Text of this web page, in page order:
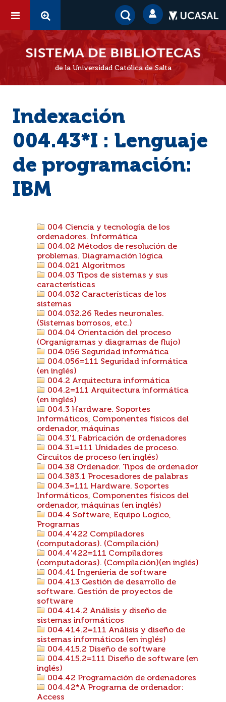
de la Universidad Católica de Salta
Indexación
004.43*I : Lenguaje
de programación:
IBM
004 Ciencia y tecnología de los
ordenadores. Informática
004.02 Métodos de resolución de
problemas. Diagramación lógica
004.021 Algoritmos
004.03 Tipos de sistemas y sus
características
004.032 Características de los
sistemas
004.032.26 Redes neuronales.
(Sistemas borrosos, etc.)
004.04 Orientación del proceso
(Organigramas y diagramas de flujo)
004.056 Seguridad informática
004.056=111 Seguridad informática
(en inglés)
004.2 Arquitectura informática
004.2=111 Arquitectura informática
(en inglés)
004.3 Hardware. Soportes
Informáticos, Componentes físicos del
ordenador, máquinas
004.3'1 Fabricación de ordenadores
004.31=111 Unidades de proceso.
Circuitos de proceso (en inglés)
004.38 Ordenador. Tipos de ordenador
004.383.1 Procesadores de palabras
004.3=111 Hardware. Soportes
Informáticos, Componentes físicos del
ordenador, máquinas (en inglés)
004.4 Software, Equipo Logico,
Programas
004.4'422 Compiladores
(computadoras). (Compilación)
004.4'422=111 Compiladores
(computadoras). (Compilación)(en inglés)
004.41 Ingenieria de software
004.413 Gestión de desarrollo de
software. Gestión de proyectos de
software
004.414.2 Análisis y diseño de
sistemas informáticos
004.414.2=111 Análisis y diseño de
sistemas informáticos (en inglés)
004.415.2 Diseño de software
004.415.2=111 Diseño de software (en
inglés)
004.42 Programación de ordenadores
004.42*A Programa de ordenador:
Access